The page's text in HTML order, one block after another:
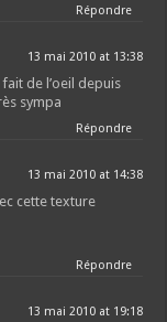
Répondre
13 mai 2010 at 13:38
de l’oeil depuis
sympa
Répondre
13 mai 2010 at 14:38
cette texture
Répondre
13 mai 2010 at 19:18